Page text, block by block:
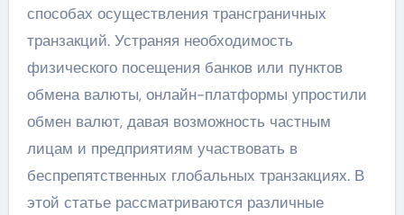
способах осуществления трансграничных
транзакций. Устраняя необходимость
физического посещения банков или пунктов
обмена валюты, онлайн-платформы упростили
обмен валют, давая возможность частным
лицам и предприятиям участвовать в
беспрепятственных глобальных транзакциях. В
этой статье рассматриваются различные